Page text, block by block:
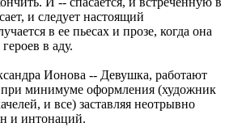
и следует настоящий
в ее пьесах и прозе, когда она
в аду.
Ионова -- Девушка, работают
при минимуме оформления (художник
и все) заставляя неотрывно
и интонаций.